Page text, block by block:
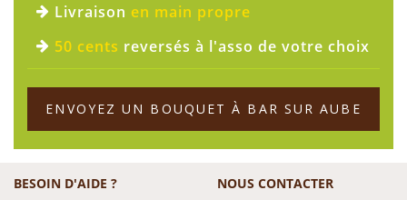
Livraison en main propre
50 cents reversés à l'asso de votre choix
ENVOYEZ UN BOUQUET À BAR SUR AUBE
BESOIN D'AIDE ? NOUS CONTACTER